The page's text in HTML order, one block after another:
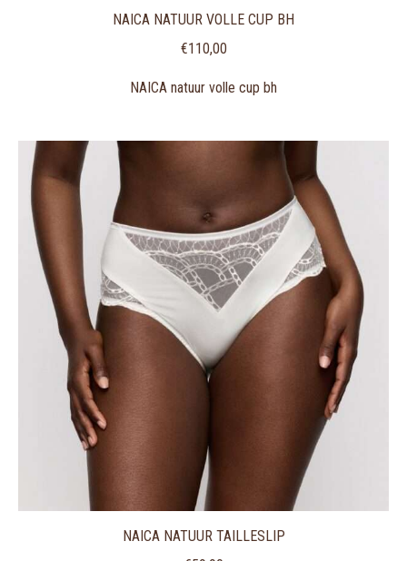
NAICA NATUUR VOLLE CUP BH
€110,00
NAICA natuur volle cup bh
NAICA NATUUR TAILLESLIP